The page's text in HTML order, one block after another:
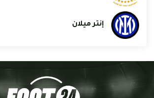
إنتر ميلان